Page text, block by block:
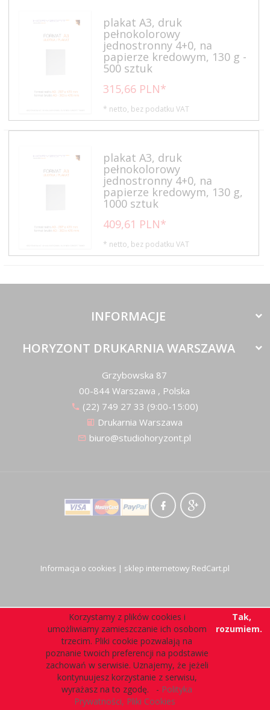
plakat A3, druk
pełnokolorowy
jednostronny 4+0, na
papierze kredowym, 130 g -
500 sztuk
315,66 PLN*
* netto, bez podatku VAT
plakat A3, druk
pełnokolorowy
jednostronny 4+0, na
papierze kredowym, 130 g,
1000 sztuk
409,61 PLN*
* netto, bez podatku VAT
INFORMACJE
HORYZONT DRUKARNIA WARSZAWA
Grzybowska 87
00-844 Warszawa , Polska
(22) 749 27 33 (9:00-15:00)
Drukarnia Warszawa
biuro@studiohoryzont.pl
Informacja o cookies | sklep internetowy RedCart.pl
Korzystamy z plików cookies i
umożliwiamy zamieszczanie ich osobom
trzecim. Pliki cookie pozwalają na
poznanie twoich preferencji na podstawie
zachowań w serwisie. Uznajemy, że jeżeli
kontynuujesz korzystanie z serwisu,
wyrażasz na to zgodę. - Polityka
Prywatności, Pliki Cookies
Tak,
rozumiem.